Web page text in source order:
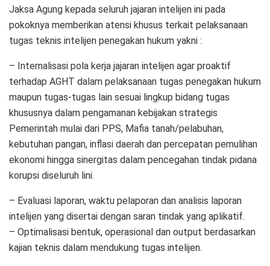
Jaksa Agung kepada seluruh jajaran intelijen ini pada
pokoknya memberikan atensi khusus terkait pelaksanaan
tugas teknis intelijen penegakan hukum yakni :
– Internalisasi pola kerja jajaran intelijen agar proaktif
terhadap AGHT dalam pelaksanaan tugas penegakan hukum
maupun tugas-tugas lain sesuai lingkup bidang tugas
khususnya dalam pengamanan kebijakan strategis
Pemerintah mulai dari PPS, Mafia tanah/pelabuhan,
kebutuhan pangan, inflasi daerah dan percepatan pemulihan
ekonomi hingga sinergitas dalam pencegahan tindak pidana
korupsi diseluruh lini.
– Evaluasi laporan, waktu pelaporan dan analisis laporan
intelijen yang disertai dengan saran tindak yang aplikatif.
– Optimalisasi bentuk, operasional dan output berdasarkan
kajian teknis dalam mendukung tugas intelijen.